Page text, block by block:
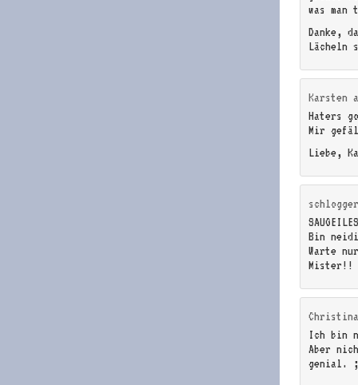
was
Danke,
Lächeln
Karsten
Haters
Mir
Liebe,
schlogger
Bin
Warte
Mister!!
Christina
Ich bin
Aber
genial.